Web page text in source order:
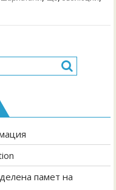
памет на